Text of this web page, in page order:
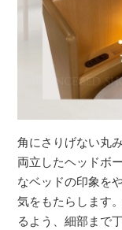
角にさりげない丸
両立したヘッドボ
なベッドの印象を
気をもたらします
るよう、細部まで